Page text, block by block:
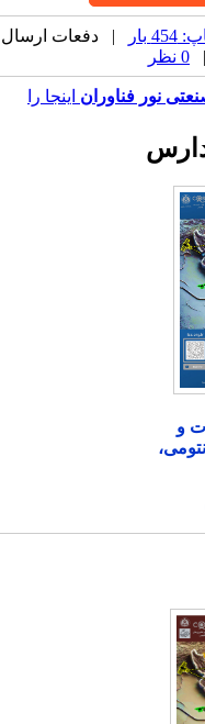
| دفعات ارسال
نور فناوران اینجا را
و